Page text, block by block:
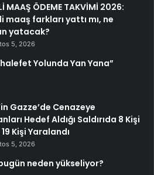
MAAŞ ÖDEME TAKVİMİ 2026:
maaş farkları yattı mı, ne
yatacak?
5, 2026
Yolunda Yan Yana”
Gazze’de Cenazeye
Hedef Aldığı Saldırıda 8 Kişi
Kişi Yaralandı
5, 2026
neden yükseliyor?